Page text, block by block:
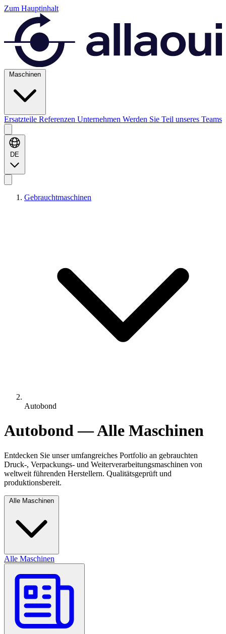
Zum Hauptinhalt
Maschinen
Ersatzteile Referenzen Unternehmen Werden Sie Teil unseres Teams
DE
Gebrauchtmaschinen
Autobond
Autobond — Alle Maschinen
Entdecken Sie unser umfangreiches Portfolio an gebrauchten
Druck-, Verpackungs- und Weiterverarbeitungsmaschinen von
weltweit führenden Herstellern. Qualitätsgeprüft und
produktionsbereit.
Alle Maschinen
Alle Maschinen